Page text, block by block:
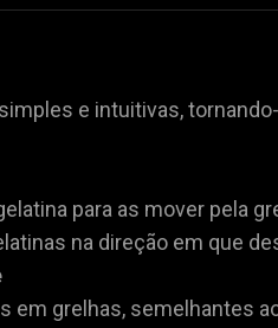
e intuitivas,
para as mover pela
na direção em que
em grelhas, semelhantes